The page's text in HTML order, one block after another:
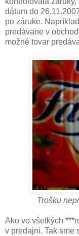
dátum do
po záruke.
predávane v
možné tovar
Trošku
Ako vo všetkých
v predajni. Tak sme